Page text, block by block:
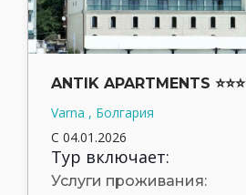
ANTIK APARTMENTS ⭐⭐⭐
Varna , Болгария
С 04.01.2026
Тур включает:
Услуги проживания: